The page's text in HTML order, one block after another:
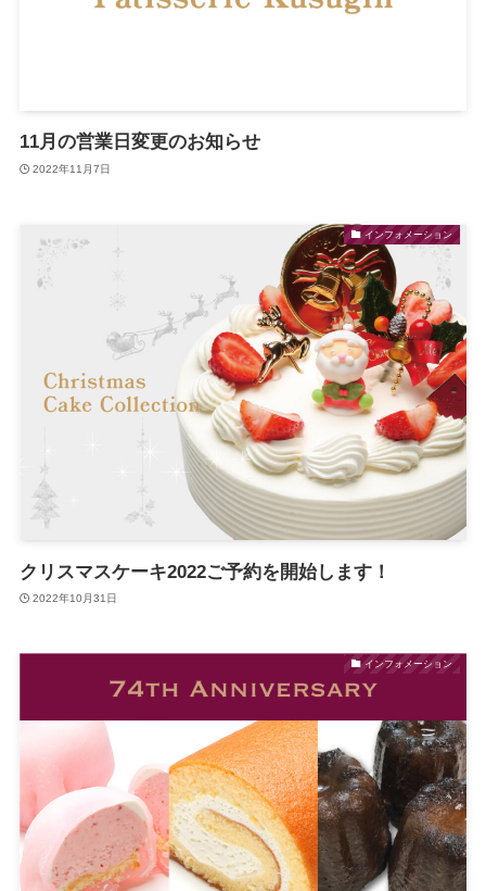
11月の営業日変更のお知らせ
2022年11月7日
インフォメーション
クリスマスケーキ2022ご予約を開始します！
2022年10月31日
インフォメーション